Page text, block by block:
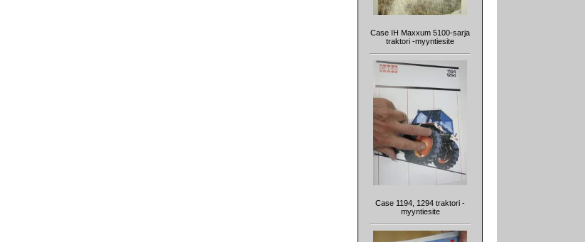
Case IH Maxxum 5100-sarja
traktori -myyntiesite
Case 1194, 1294 traktori -
myyntiesite